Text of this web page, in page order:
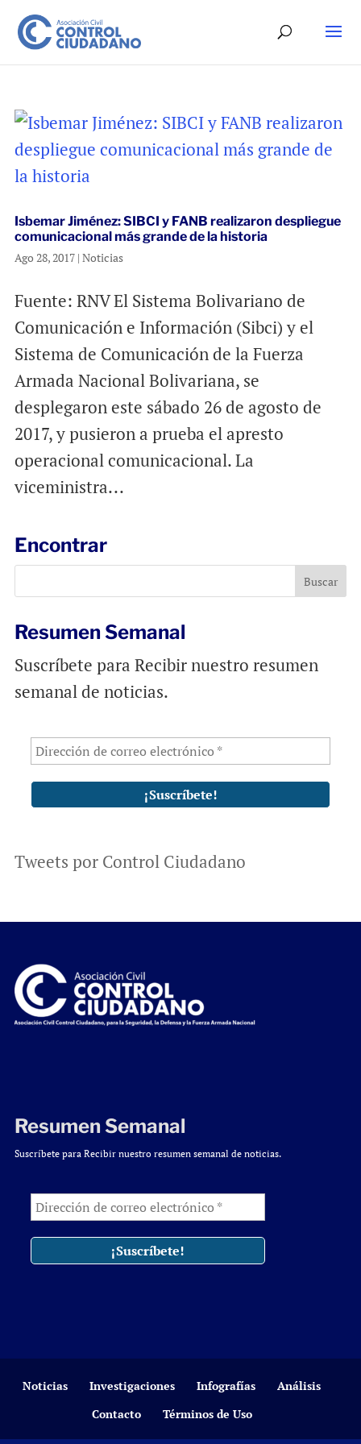
Isbemar Jiménez: SIBCI y FANB realizaron despliegue
comunicacional más grande de la historia
Ago 28, 2017| Noticias
Fuente: RNV El Sistema Bolivariano de
Comunicación e Información (Sibci) y el
Sistema de Comunicación de la Fuerza
Armada Nacional Bolivariana, se
desplegaron este sábado 26 de agosto de
2017, y pusieron a prueba el apresto
operacional comunicacional. La
viceministra...
Encontrar
Resumen Semanal
Suscríbete para Recibir nuestro resumen
semanal de noticias.
Tweets por Control Ciudadano
Resumen Semanal
Suscríbete para Recibir nuestro resumen semanal de noticias.
Noticias Investigaciones Infografías
Análisis
Contacto
Términos de Uso